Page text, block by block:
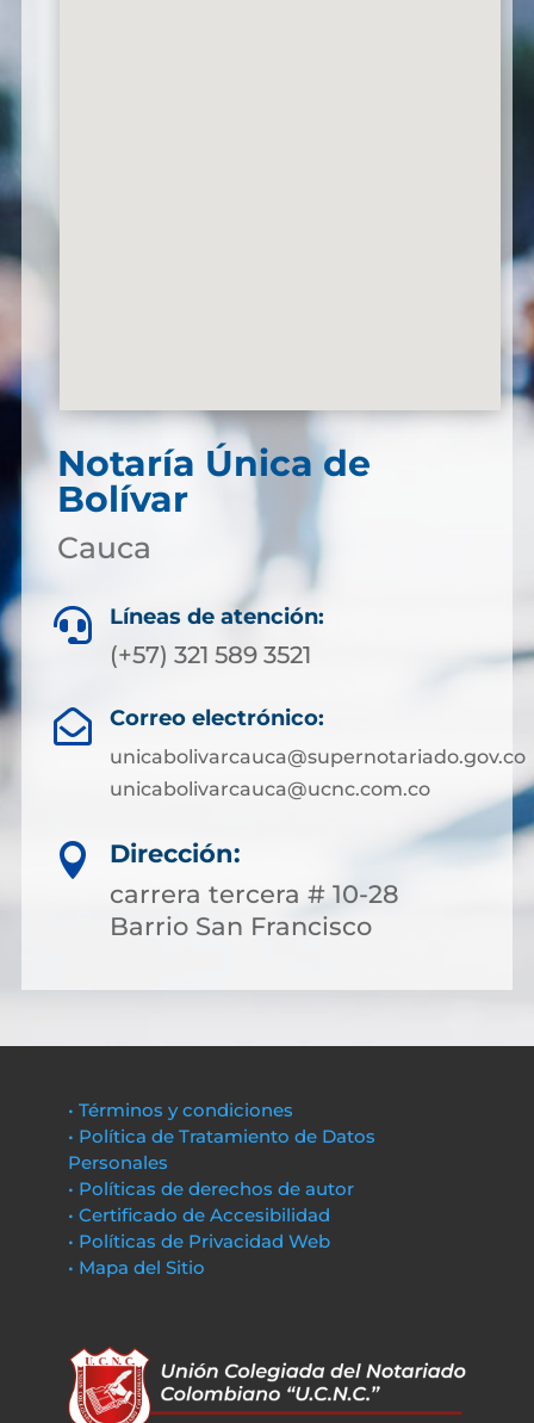
Notaría Única de
Bolívar
Cauca
 Líneas de atención:
(+57) 321 589 3521
 Correo electrónico:
unicabolivarcauca@supernotariado.gov.co
unicabolivarcauca@ucnc.com.co

Dirección:
carrera tercera # 10-28
Barrio San Francisco
• Términos y condiciones
• Política de Tratamiento de Datos
Personales
• Políticas de derechos de autor
• Certificado de Accesibilidad
• Políticas de Privacidad Web
• Mapa del Sitio